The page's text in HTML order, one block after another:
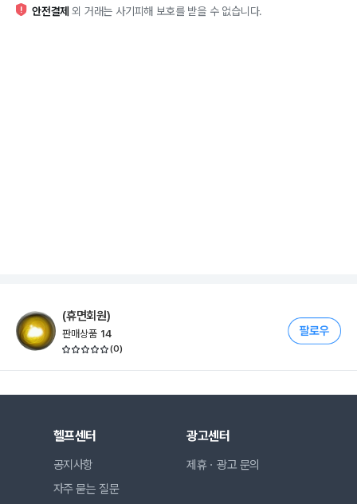
안전결제 외 거래는 사기피해 보호를 받을 수 없습니다.
(휴면회원)
판매상품 14
(0)
헬프센터
공지사항
자주 묻는 질문
광고센터
제휴ㆍ광고 문의